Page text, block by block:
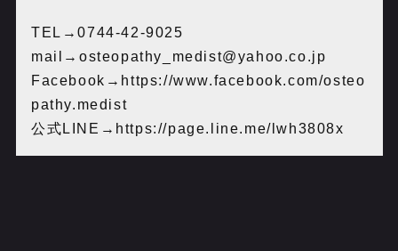
TEL→0744-42-9025
mail→osteopathy_medist@yahoo.co.jp
Facebook→https://www.facebook.com/osteo
pathy.medist
公式LINE→https://page.line.me/lwh3808x